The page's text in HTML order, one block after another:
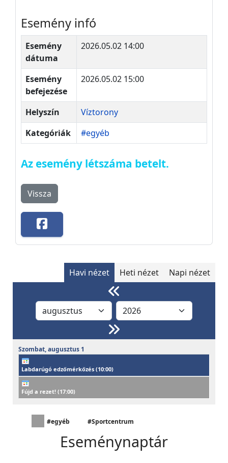
Esemény infó
Esemény
dátuma
2026.05.02 14:00
Esemény
befejezése
2026.05.02 15:00
Helyszín
Víztorony
Kategóriák
#egyéb
Az esemény létszáma betelt.
Vissza
Havi nézet Heti nézet Napi nézet
Szombat,augusztus 1
Labdarúgó edzőmérkőzés (10:00)
Fújd a rezet! (17:00)
#egyéb #Sportcentrum
Eseménynaptár